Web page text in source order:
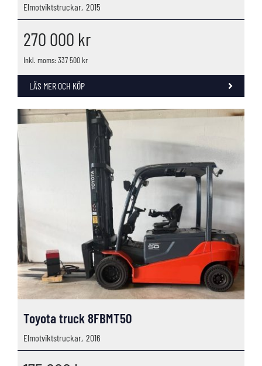
Elmotviktstruckar, 2015
270 000 kr
Inkl. moms: 337 500 kr
LÄS MER OCH KÖP
Toyota truck 8FBMT50
Elmotviktstruckar, 2016